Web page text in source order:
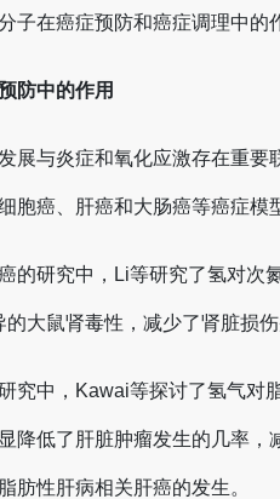
子在癌症预防和癌症调理中的
防中的作用
展与炎症和氧化应激存在重
胞癌、肝癌和大肠癌等癌症模
的研究中，Li等研究了氢对次
的大鼠肾毒性，减少了肾脏损
究中，Kawai等探讨了氢气
降低了肝脏肿瘤发生的几率
肪性肝病相关肝癌的发生。